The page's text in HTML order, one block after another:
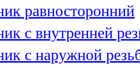
равносторонний
с внутренней
с наружной